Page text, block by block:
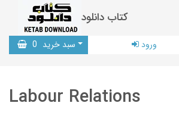
کتاب دانلود
سبد خرید 0 ورود
Labour Relations